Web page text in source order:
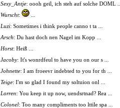
Sexy_Antje: oooh geil, ich steh auf solche DOML ...
Wurscht:
Luzi: Sometimes i think people canno t ta ...
Arsch: Du hast doch nen Nagel im Kopp ...
Horst: Heiß ...
Jacoby: It's wonrdfeul to have you on our s ...
Johnette: I am froeevr indebted to you for th ...
Teige: I'm so glad I found my soltuion onl ...
Lorren: You keep it up now, uendsrtnad? Rea ...
Colonel: Too many compliments too lttile spa ...